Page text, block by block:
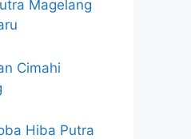
Magelang
Cimahi
Hiba Putra